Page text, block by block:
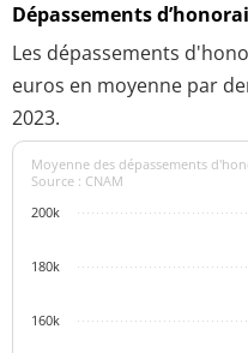
Dépassements
Les dépassements
euros en moyenne par
2023.
Moyenne des dépassements
Source : CNAM
160k
180k
200k